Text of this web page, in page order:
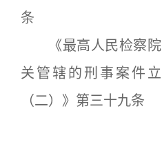
条
《最高人民检察院
关管辖的刑事案件
（二）》第三十九条